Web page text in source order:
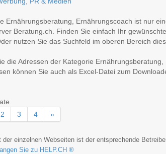
Ernährungsberatung, Ernährungscoach ist nur
Beratung.ch. Finden Sie einfach Ihr
nutzen Sie das Suchfeld im oberen Bereich
die Adressen der Kategorie
können Sie auch als Excel-Datei zum
2 3 4 »
der einzelnen Webseiten ist der entsprechende
Sie zu HELP.CH ®